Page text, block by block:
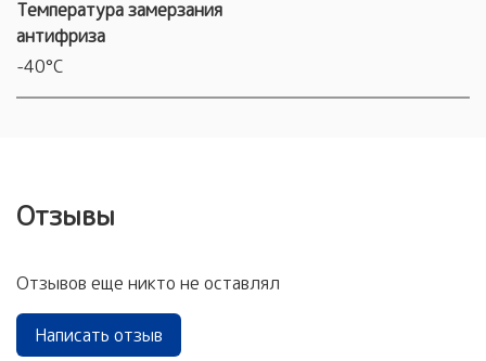
Температура замерзания
антифриза
-40°С
Отзывы
Отзывов еще никто не оставлял
Написать отзыв